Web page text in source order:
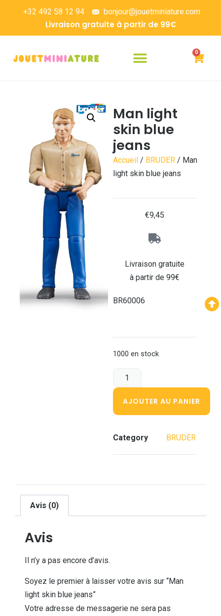
+32 492 58 12 94 bonjour@jouetminiature.com
Livraison gratuite à partir de 99€
0
Man light
skin blue
jeans
Accueil/ BRUDER/ Man
light skin blue jeans
€9,45
Livraison gratuite
à partir de 99€
BR60006
1000 en stock
AJOUTER AU PANIER
Category BRUDER
Avis (0)
Avis
Il n’y a pas encore d’avis.
Soyez le premier à laisser votre avis sur “Man
light skin blue jeans”
Votre adresse de messagerie ne sera pas